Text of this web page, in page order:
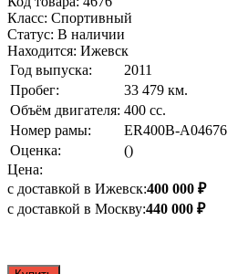
Класс: Спортивный
Статус: В наличии
Находится: Ижевск
Год выпуска:
2011
Пробег:
33 479 км.
Объём двигателя: 400 сс.
Номер рамы:
ER400B-A04676
Оценка:
()
Цена:
с доставкой в Ижевск:400 000 ₽
с доставкой в Москву:440 000 ₽